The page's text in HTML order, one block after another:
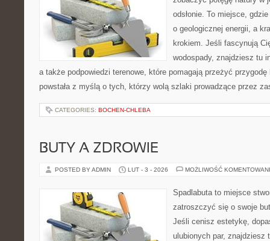
odsłonie. To miejsce,
o geologicznej energii, a
krokiem. Jeśli fascynują
wodospady, znajdziesz tu
a także podpowiedzi terenowe, które pomagają przeżyć
powstała z myślą o tych, którzy wolą szlaki prowadzące przez
CATEGORIES: BOCHEN-CHLEBA
BUTY A ZDROWIE
POSTED BY ADMIN LUT - 3 - 2026 MOŻLIWOŚĆ
Spadlabuta to miejsce
zatroszczyć się o swoje
Jeśli cenisz estetykę,
ulubionych par, znajdziesz